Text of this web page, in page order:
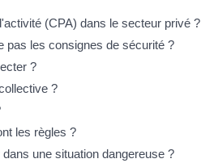
(CPA) dans le secteur privé ?
pas les consignes de sécurité ?
?
?
les règles ?
une situation dangereuse ?